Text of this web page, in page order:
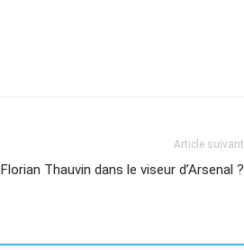
Article suivant
Florian Thauvin dans le viseur d’Arsenal ?